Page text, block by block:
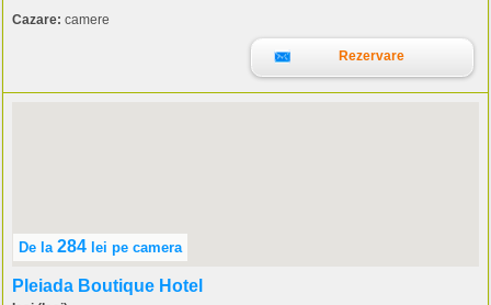
Cazare: camere
Rezervare
De la 284 lei pe camera
Pleiada Boutique Hotel